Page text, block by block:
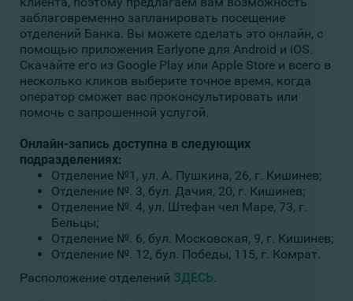
заблаговременно запланировать посещение
отделений Банка. Вы можете сделать это онлайн, с
помощью приложения Earlyone для Android и iOS.
Скачайте его из Google Play или Apple Store и всего в
несколько кликов выберите точное время, когда
оператор сможет вас проконсультировать или
помочь с запрошенной услугой.
Онлайн-запись доступна в следующих
подразделениях:
Отделение №1, ул. А. Пушкина, 26, г. Кишинев;
Отделение №. 3, бул. Дачия, 20, г. Кишинев;
Отделение №. 4, ул. Штефан чел Маре, 73, г.
Бельцы;
Отделение №. 6, бул. Московская, 9, г. Кишинев;
Отделение №. 12, бул. Победы, 115, г. Комрат.
Расположение отделений ЗДЕСЬ.